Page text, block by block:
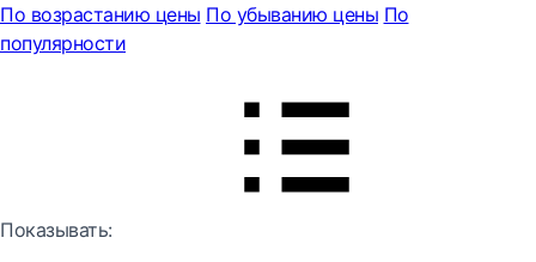
По возрастанию цены По убыванию цены По
популярности
Показывать: